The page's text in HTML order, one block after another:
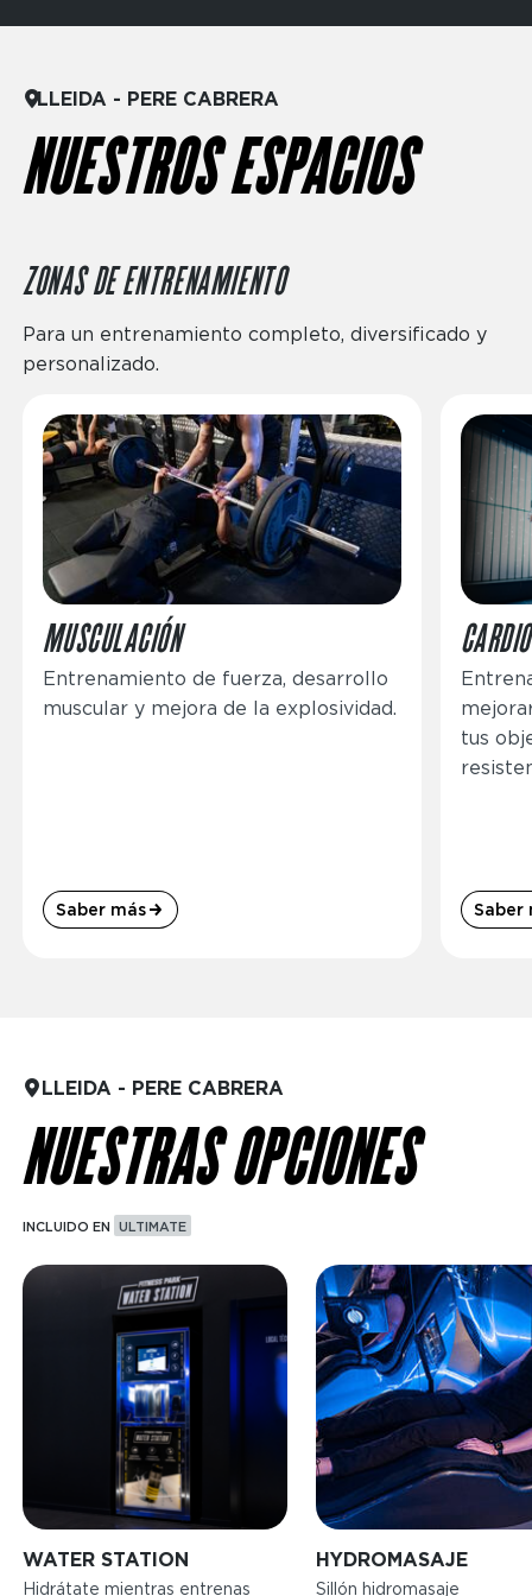
LLEIDA - PERE CABRERA
NUESTROS ESPACIOS
ZONAS DE ENTRENAMIENTO
Para un entrenamiento completo, diversificado y
personalizado.
Imagen
MUSCULACIÓN
Entrenamiento de fuerza, desarrollo
muscular y mejora de la explosividad.
Saber más
Imagen
CARDIO
tus
Saber
LLEIDA - PERE CABRERA
NUESTRAS OPCIONES
INCLUIDO EN ULTIMATE
Imagen
WATER STATION
Hidrátate mientras entrenas
Imagen
HYDROMASAJE
Sillón hidromasaje